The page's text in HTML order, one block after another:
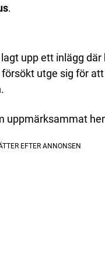
.
upp ett inlägg där
utge sig för
uppmärksammat